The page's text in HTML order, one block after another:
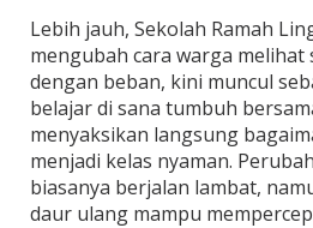
Lebih jauh, Sekolah Ramah
mengubah cara warga
dengan beban, kini muncul
belajar di sana tumbuh
menyaksikan langsung
menjadi kelas nyaman.
biasanya berjalan lambat,
daur ulang mampu